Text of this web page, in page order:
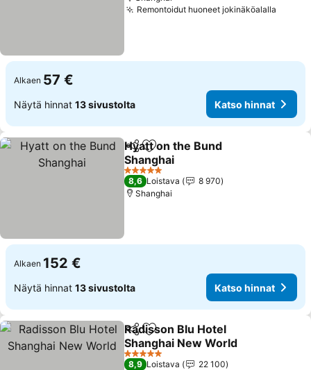
Remontoidut huoneet jokinäköalalla
Alkaen 57 €
Näytä hinnat 13 sivustolta Katso hinnat
Jaa Lisää suosikkeihin
Hyatt on the Bund
Shanghai
Katso hinnat
5 Tähtiluokitus
8,6 Loistava
8 970
Shanghai
Alkaen 152 €
Näytä hinnat 13 sivustolta Katso hinnat
Jaa Lisää suosikkeihin
Radisson Blu Hotel
Shanghai New World
Katso hinnat
5 Tähtiluokitus
8,9 Loistava
22 100